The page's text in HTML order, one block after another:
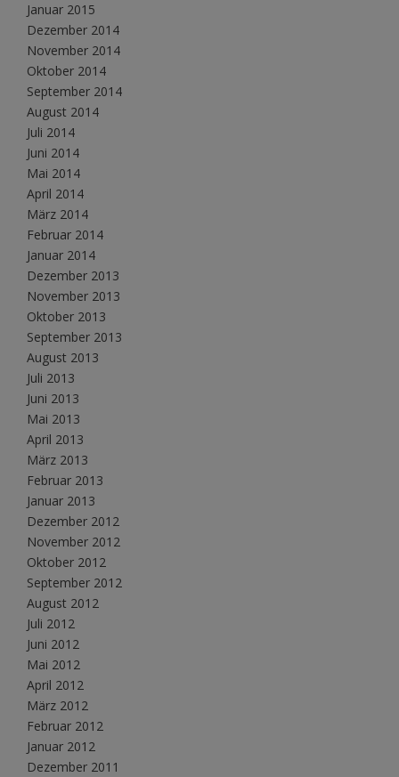
Januar 2015
Dezember 2014
November 2014
Oktober 2014
September 2014
August 2014
Juli 2014
Juni 2014
Mai 2014
April 2014
März 2014
Februar 2014
Januar 2014
Dezember 2013
November 2013
Oktober 2013
September 2013
August 2013
Juli 2013
Juni 2013
Mai 2013
April 2013
März 2013
Februar 2013
Januar 2013
Dezember 2012
November 2012
Oktober 2012
September 2012
August 2012
Juli 2012
Juni 2012
Mai 2012
April 2012
März 2012
Februar 2012
Januar 2012
Dezember 2011